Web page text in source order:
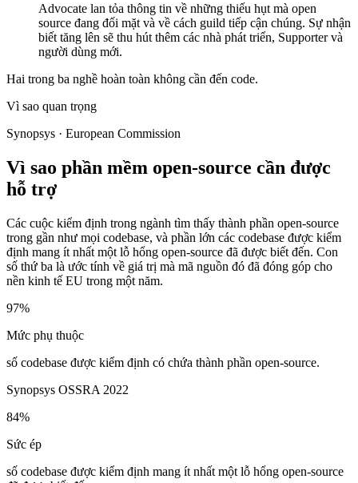
Advocate lan tỏa thông tin về những thiếu hụt mà open
source đang đối mặt và về cách guild tiếp cận chúng. Sự nhận
biết tăng lên sẽ thu hút thêm các nhà phát triển, Supporter và
người dùng mới.
Hai trong ba nghề hoàn toàn không cần đến code.
Vì sao quan trọng
Synopsys · European Commission
Vì sao phần mềm open-source cần được
hỗ trợ
Các cuộc kiểm định trong ngành tìm thấy thành phần open-source
trong gần như mọi codebase, và phần lớn các codebase được kiểm
định mang ít nhất một lỗ hổng open-source đã được biết đến. Con
số thứ ba là ước tính về giá trị mà mã nguồn đó đã đóng góp cho
nền kinh tế EU trong một năm.
97%
Mức phụ thuộc
số codebase được kiểm định có chứa thành phần open-source.
Synopsys OSSRA 2022
84%
Sức ép
số codebase được kiểm định mang ít nhất một lỗ hổng open-source